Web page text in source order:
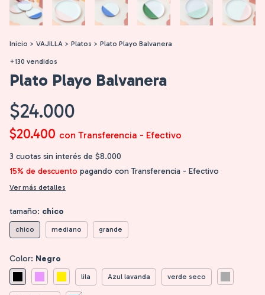
Inicio > VAJILLA > Platos > Plato Playo Balvanera
+130 vendidos
Plato Playo Balvanera
$24.000
$20.400 con Transferencia - Efectivo
3 cuotas sin interés de $8.000
15% de descuento pagando con Transferencia - Efectivo
Ver más detalles
tamaño: chico
chico mediano grande
Color: Negro
lila Azul lavanda verde seco